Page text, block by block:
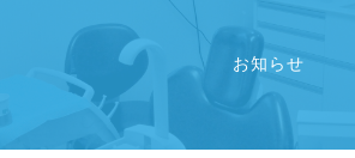
お知らせ